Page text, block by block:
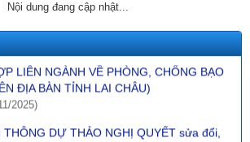
Nội dung đang cập nhật...
ĐIỀU CỦA QUYẾT ĐỊNH SỐ 21/2017/QĐ-
LIÊN NGÀNH VỀ PHÒNG, CHỐNG BẠO
ĐỊA BÀN TỈNH LAI CHÂU)
2025)
THÔNG DỰ THẢO NGHỊ QUYẾT sửa đổi,
2026)